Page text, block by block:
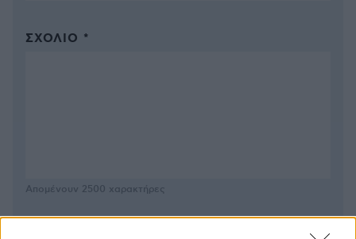
ΣΧΌΛΙΟ *
Απομένουν 2500 χαρακτήρες